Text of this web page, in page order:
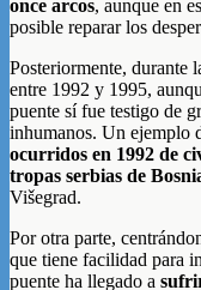
once arcos, aunque en
posible reparar los
Posteriormente, durante
entre 1992 y 1995,
puente sí fue testigo de
inhumanos. Un ejemplo
ocurridos en 1992 de
tropas serbias de
Višegrad.
Por otra parte,
que tiene facilidad para
puente ha llegado a